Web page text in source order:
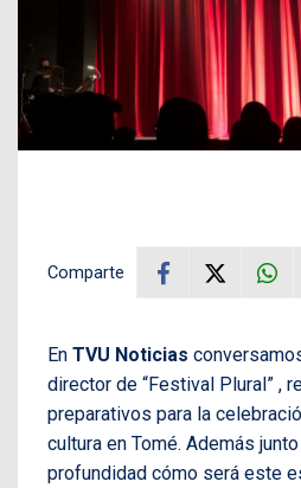
Comparte
En TVU Noticias
director de “Festival Plural” ,
preparativos para la
cultura en Tomé. Además
profundidad cómo será este